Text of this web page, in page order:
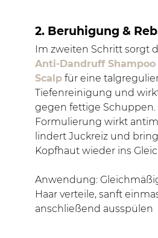
2. Beruhigung &
Im zweiten Schritt sorgt
Anti-Dandruff
Scalp für eine
Tiefenreinigung und
gegen fettige Schuppen.
Formulierung wirkt
lindert Juckreiz und
Kopfhaut wieder ins
Anwendung:
Haar verteile, sanft
anschließend ausspülen